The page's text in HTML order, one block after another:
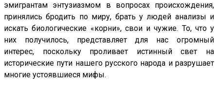
эмигрантам энтузиазмом в вопросах происхождения,
принялись бродить по миру, брать у людей анализы и
искать биологические «корни», свои и чужие. То, что у
них получилось, представляет для нас огромный
интерес, поскольку проливает истинный свет на
исторические пути нашего русского народа и разрушает
многие устоявшиеся мифы.